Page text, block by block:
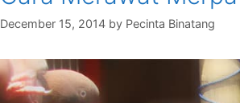
December 15, 2014 by Pecinta Binatang